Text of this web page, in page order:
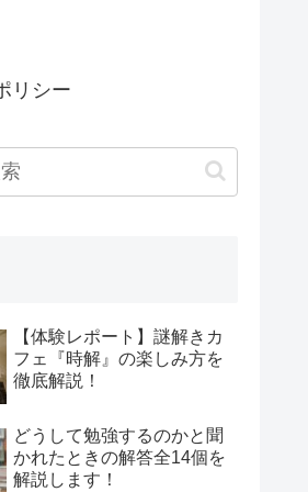
リシー
【体験レポート】謎解きカ
フェ『時解』の楽しみ方を
徹底解説！
どうして勉強するのかと聞
かれたときの解答全14個を
解説します！